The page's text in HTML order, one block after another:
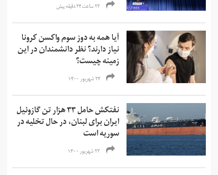
۲۳ ساعت ۲۴ دقیقه پیش
آیا همه به دوز سوم واکسن کرونا
نیاز دارند؟ نظر دانشمندان در این
زمینه چیست؟
۲۴ شهریور ۱۴۰۰
نفتکش حامل ۳۳ هزار تن گازوئیل
ایران برای لبنان، در حال تخلیه در
سوریه است
۲۳ شهریور ۱۴۰۰